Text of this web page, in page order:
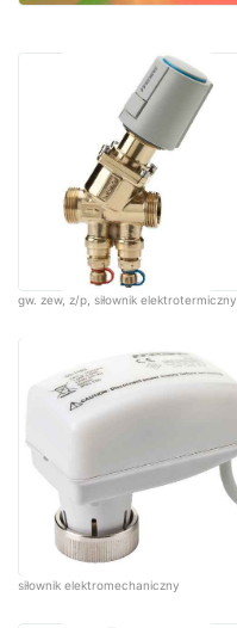
gw. zew, z/p, siłownik elektrotermiczny
siłownik elektromechaniczny